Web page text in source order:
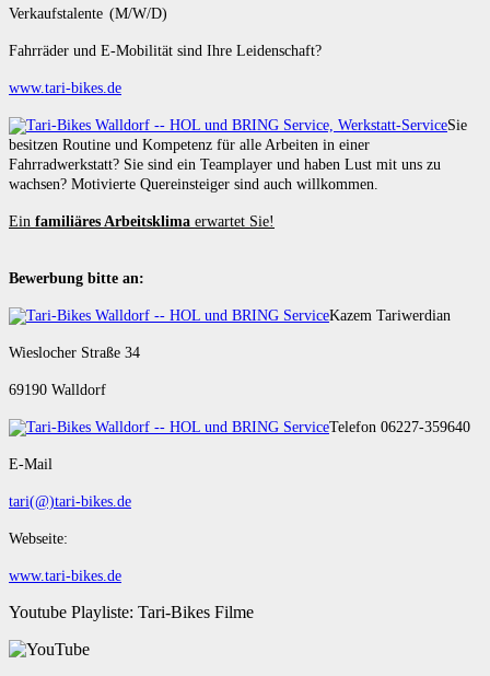
Verkaufstalente (M/W/D)
Fahrräder und E-Mobilität sind Ihre Leidenschaft?
www.tari-bikes.de
Sie
besitzen Routine und Kompetenz für alle Arbeiten in einer
Fahrradwerkstatt? Sie sind ein Teamplayer und haben Lust mit uns zu
wachsen? Motivierte Quereinsteiger sind auch willkommen.
Ein familiäres Arbeitsklima erwartet Sie!
Bewerbung bitte an:
Kazem Tariwerdian
Wieslocher Straße 34
69190 Walldorf
Telefon 06227-359640
E-Mail
tari(@)tari-bikes.de
Webseite:
www.tari-bikes.de
Youtube Playliste: Tari-Bikes Filme